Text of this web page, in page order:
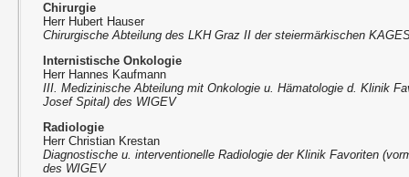
Chirurgie
Herr Hubert Hauser
Chirurgische Abteilung des LKH Graz II der steiermärkischen
Internistische Onkologie
Herr Hannes Kaufmann
III. Medizinische Abteilung mit Onkologie u. Hämatologie d. Klinik
Josef Spital) des WIGEV
Radiologie
Herr Christian Krestan
Diagnostische u. interventionelle Radiologie der Klinik Favoriten
des WIGEV